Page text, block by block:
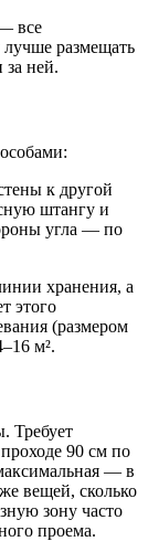
все
размещать
за ней.
к другой
штангу и
угла — по
хранения, а
этого
(размером
м².
Требует
90 см по
— в
вещей, сколько
зону часто
проема.